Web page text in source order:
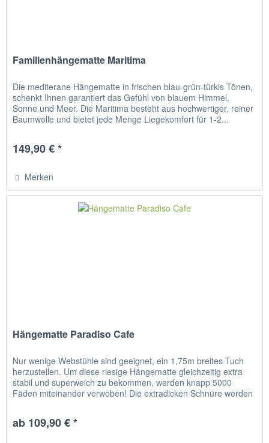
Familienhängematte Maritima
Die mediterane Hängematte in frischen blau-grün-türkis Tönen,
schenkt Ihnen garantiert das Gefühl von blauem Himmel,
Sonne und Meer. Die Maritima besteht aus hochwertiger, reiner
Baumwolle und bietet jede Menge Liegekomfort für 1-2...
149,90 € *
Merken
Hängematte Paradiso Cafe
Nur wenige Webstühle sind geeignet, ein 1,75m breites Tuch
herzustellen. Um diese riesige Hängematte gleichzeitig extra
stabil und superweich zu bekommen, werden knapp 5000
Fäden miteinander verwoben! Die extradicken Schnüre werden
ab 109,90 € *